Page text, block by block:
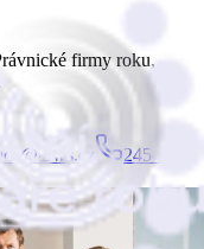
firmy roku,
245 007